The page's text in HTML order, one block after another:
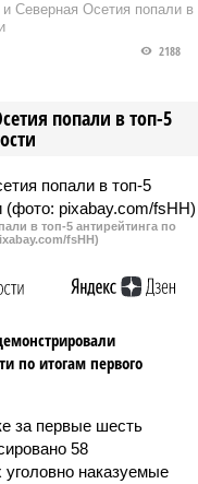
Северная Осетия попали в
попали в топ-5
2188
в топ-5 антирейтинга по
fsHH)
по итогам первого
за первые шесть
58
наказуемые